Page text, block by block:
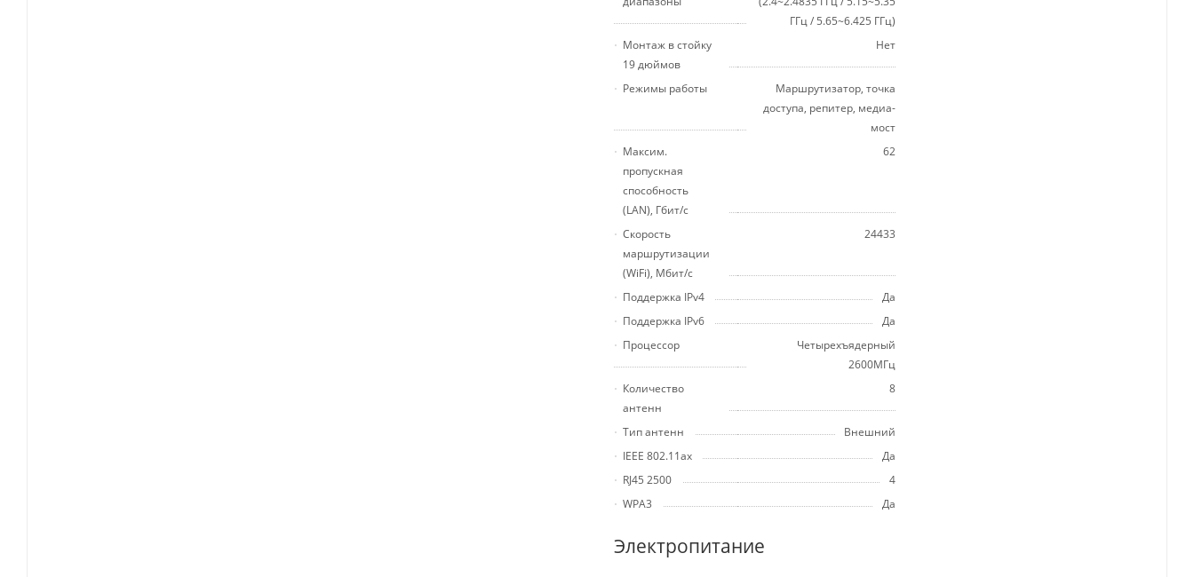
ГГц / 5.65~6.425 ГГц)
Монтаж в стойку
19 дюймов
Нет
Режимы работы
Маршрутизатор, точка
доступа, репитер, медиа-
мост
Максим.
пропускная
способность
(LAN), Гбит/с
62
Скорость
маршрутизации
(WiFi), Мбит/с
24433
Поддержка IPv4
Да
Поддержка IPv6
Да
Процессор
Четырехъядерный
2600МГц
Количество
антенн
8
Тип антенн
Внешний
IEEE 802.11ax
Да
RJ45 2500
4
WPA3
Да
Электропитание